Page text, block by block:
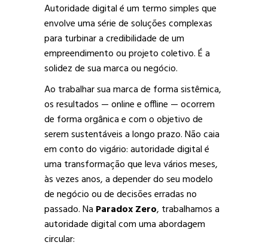
Autoridade digital é um termo simples que
envolve uma série de soluções complexas
para turbinar a credibilidade de um
empreendimento ou projeto coletivo. É a
solidez de sua marca ou negócio.
Ao trabalhar sua marca de forma sistêmica,
os resultados — online e offline — ocorrem
de forma orgânica e com o objetivo de
serem sustentáveis a longo prazo. Não caia
em conto do vigário: autoridade digital é
uma transformação que leva vários meses,
às vezes anos, a depender do seu modelo
de negócio ou de decisões erradas no
passado. Na Paradox Zero, trabalhamos a
autoridade digital com uma abordagem
circular: